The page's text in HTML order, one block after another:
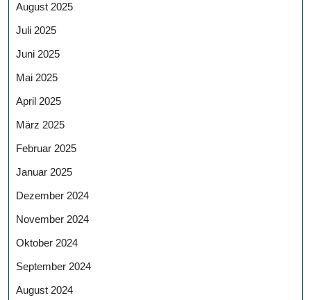
August 2025
Juli 2025
Juni 2025
Mai 2025
April 2025
März 2025
Februar 2025
Januar 2025
Dezember 2024
November 2024
Oktober 2024
September 2024
August 2024